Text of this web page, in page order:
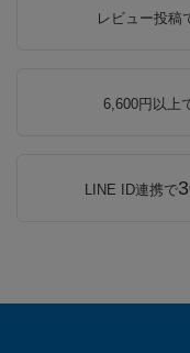
レビュー投稿
6,600円以上
LINE ID連携で